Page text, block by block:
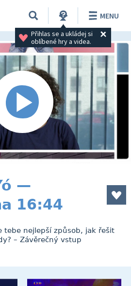
Přihlas se a ukládej si
oblíbené hry a videa.
MENU
—
16:44
tebe nejlepší způsob, jak řešit
– Závěrečný vstup